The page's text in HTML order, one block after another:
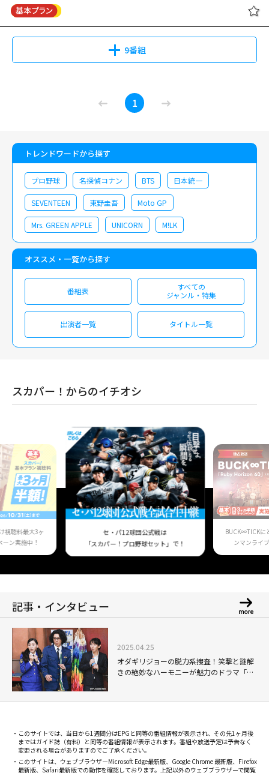
斗、豊原功補 ほか
9番組
1
トレンドワードから探す
プロ野球 名探偵コナン BTS 日本統一
SEVENTEEN 東野圭吾 Moto GP
Mrs. GREEN APPLE UNICORN M!LK
オススメ・一覧から探す
番組表
すべての
ジャンル・特集
出演者一覧 タイトル一覧
スカパー！からのイチオシ
視聴料最大3ヶ
ン実施中！
セ・パ12球団公式戦は
「スカパー！プロ野球セット」で！
BUCK∞TICKに
ンマンライ
記事・インタビュー
2025.04.25
オダギリジョーの脱力系捜査！笑撃と謎解
きの絶妙なハーモニーが魅力のドラマ「時
このサイトでは、当日から1週間分はEPGと同等の番組情報が表示され、その先1ヶ月後
まではガイド誌（有料）と同等の番組情報が表示されます。番組や放送予定は予告なく
変更される場合がありますのでご了承ください。
このサイトは、ウェブブラウザーMicrosoft Edge最新版、Google Chrome 最新版、Firefox
最新版、Safari最新版での動作を確認しております。上記以外のウェブブラウザーで閲覧